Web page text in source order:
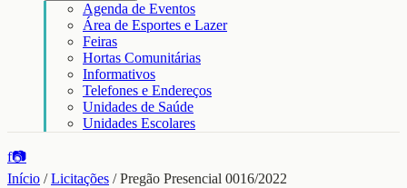
Agenda de Eventos
Área de Esportes e Lazer
Feiras
Hortas Comunitárias
Informativos
Telefones e Endereços
Unidades de Saúde
Unidades Escolares
f📷
Início /Licitações /Pregão Presencial 0016/2022